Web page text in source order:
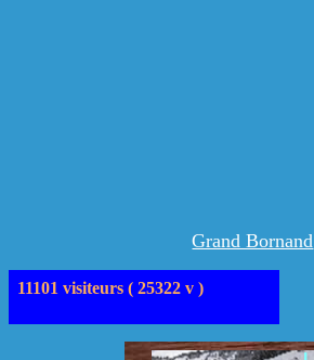
Grand Bornand